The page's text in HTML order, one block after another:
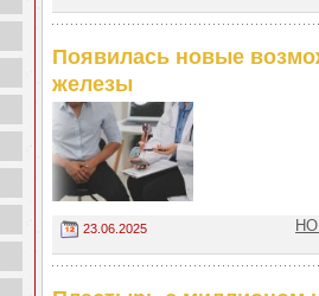
Появилась новые
железы
23.06.2025